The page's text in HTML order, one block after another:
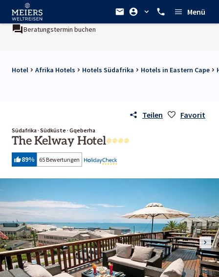
Menü
Beratungstermin buchen
Hotel Afrika Hotels Hotels Südafrika Hotels in Eastern Cape
Teilen Favorit
Südafrika · Südküste · Gqeberha
The Kelway Hotel
89% 65 Bewertungen